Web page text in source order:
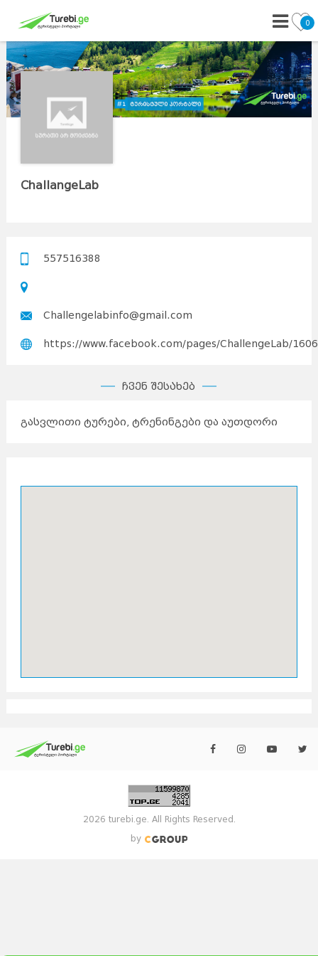
0
ChallangeLab
557516388
Challengelabinfo@gmail.com
https://www.facebook.com/pages/ChallengeLab/
ჩვენ შესახებ
გასვლითი ტურები, ტრენინგები და აუთდორი
2026 turebi.ge. All Rights Reserved.
by